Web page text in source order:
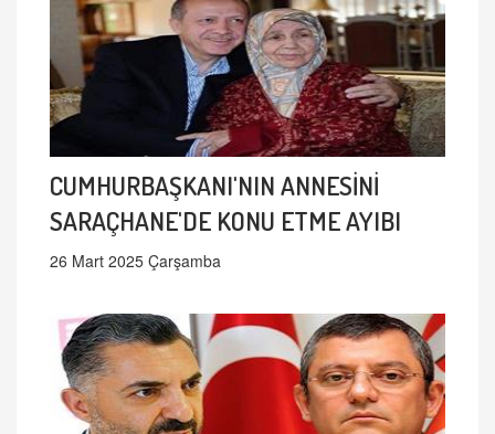
CUMHURBAŞKANI'NIN ANNESİNİ
SARAÇHANE'DE KONU ETME AYIBI
26 Mart 2025 Çarşamba